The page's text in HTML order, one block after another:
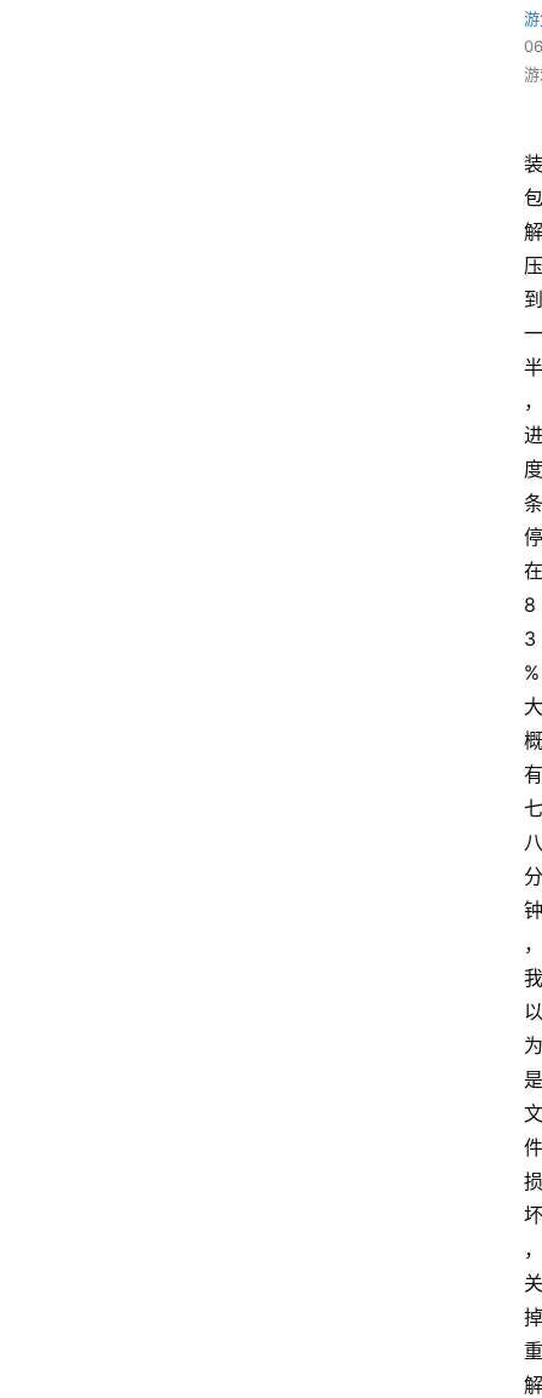
装
包
解
压
到
一
半
，
进
度
条
停
在
8
3
%
大
概
有
七
八
分
钟
，
我
以
为
是
文
件
损
坏
，
关
掉
重
解